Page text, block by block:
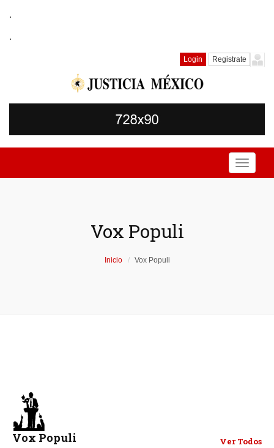
.
.
Login Registrate
Toggle
Vox Populi
Inicio Vox Populi
Vox Populi Ver Todos